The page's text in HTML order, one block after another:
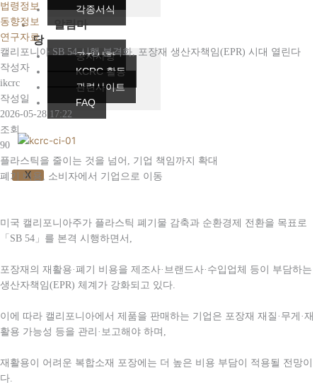
각종서식
알림마
당
공지사항
KCRC 활동
관련사이트
FAQ
X
법령정보
동향정보
연구자료
캘리포니아 SB 54 시행 본격화, 포장재 생산자책임(EPR) 시대 열린다
작성자
ikcrc
작성일
2026-05-28 17:22
조회
90
플라스틱을 줄이는 것을 넘어 , 기업 책임까지 확대
폐기 비용, 소비자에서 기업으로 이동
미국 캘리포니아주가 플라스틱 폐기물 감축과 순환경제 전환을 목표로
「SB 54」를 본격 시행하면서,
포장재의 재활용·폐기 비용을 제조사·브랜드사·수입업체 등이 부담하는
생산자책임(EPR) 체계가 강화되고 있다.
이에 따라 캘리포니아에서 제품을 판매하는 기업은 포장재 재질·무게·재
활용 가능성 등을 관리·보고해야 하며,
재활용이 어려운 복합소재 포장에는 더 높은 비용 부담이 적용될 전망이
다.